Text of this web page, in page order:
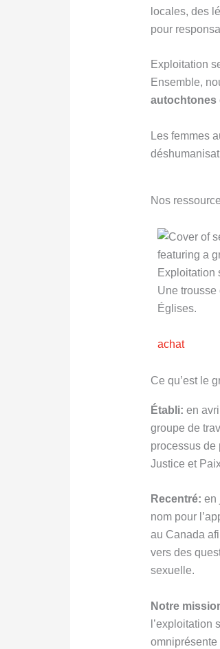
locales, des
pour
Exploitation
Ensemble,
autochtones
Les femmes
Nos
Exploitation
Une trousse
Églises.
achat
Ce qu’est le
Établi: en
groupe de
processus de
Justice et
Recentré: en
nom pour
au Canada
vers des
sexuelle.
Notre
l’exploitation
omniprésente